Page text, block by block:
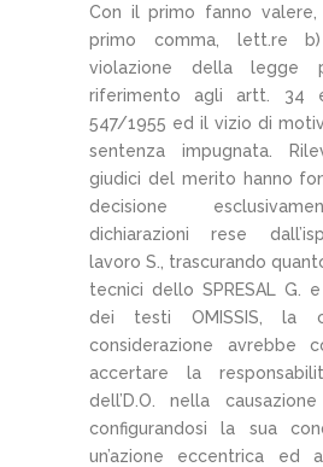
Con il primo fanno valere,
primo comma, lett.re
violazione della legge
riferimento agli artt. 34 e
547/1955 ed il vizio di
sentenza impugnata.
giudici del merito hanno
decisione
dichiarazioni rese
lavoro S., trascurando
tecnici dello SPRESAL G.
dei testi OMISSIS, la
considerazione avrebbe
accertare la
dell’D.O. nella causazione
configurandosi la sua
un’azione eccentrica ed